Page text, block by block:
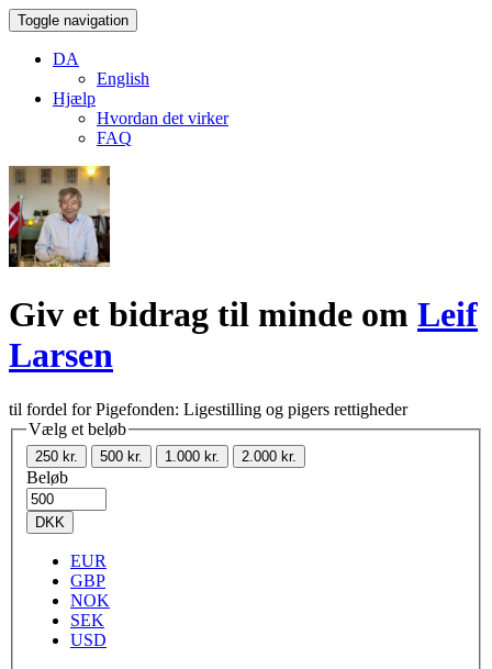
Toggle navigation
DA
English
Hjælp
Hvordan det virker
FAQ
Giv et bidrag til minde om Leif
Larsen
til fordel for Pigefonden: Ligestilling og pigers rettigheder
Vælg et beløb
250 kr. 500 kr. 1.000 kr. 2.000 kr.
Beløb
DKK
EUR
GBP
NOK
SEK
USD